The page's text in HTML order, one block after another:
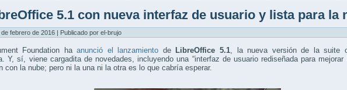
5.1 con nueva interfaz de usuario y lista para la
febrero de 2016 | Publicado por el-brujo
Foundation haanunció el lanzamiento de LibreOffice 5.1 , la nueva versión de la suite
Y, sí, viene cargadita de novedades, incluyendo una “interfaz de usuario rediseñada para mejorar
con la nube; pero ni la una ni la otra es lo que cabría esperar.